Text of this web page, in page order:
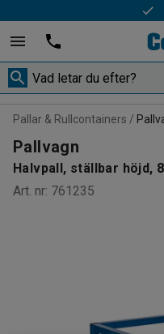
Pallar & Rullcontainers
Pallvagn
Halvpall, ställbar höjd,
Art. nr: 761235